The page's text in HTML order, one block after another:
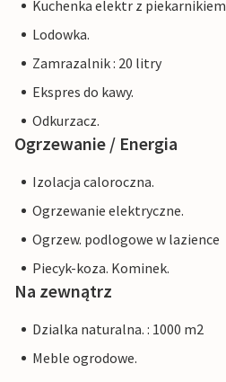
Kuchenka elektr z piekarnikiem
Lodowka.
Zamrazalnik : 20 litry
Ekspres do kawy.
Odkurzacz.
Ogrzewanie / Energia
Izolacja caloroczna.
Ogrzewanie elektryczne.
Ogrzew. podlogowe w lazience
Piecyk-koza. Kominek.
Na zewnątrz
Dzialka naturalna. : 1000 m2
Meble ogrodowe.